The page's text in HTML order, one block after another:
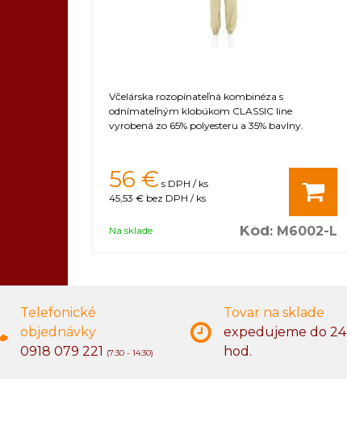
Včelárska rozopínateľná kombinéza s
odnímateľným klobúkom CLASSIC line
vyrobená zo 65% polyesteru a 35% bavlny.
56 € s DPH / ks
45,53 € bez DPH / ks
Na sklade Kód: M6002-L
Telefonické
objednávky
0918 079 221 (7:30 - 14:30)
Tovar na sklade
expedujeme do 24
hod.